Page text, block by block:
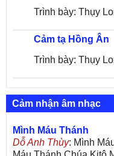
Trình bày: Thụy
Cảm tạ Hồng Ân
Trình bày: Thụy
Cảm nhận âm nhạc
Mình Máu Thánh
Dỗ Anh Thùy: Mình